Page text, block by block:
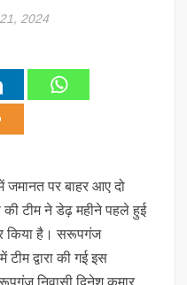
2024
पर बाहर आए दो
टीम ने डेढ़ महीने पहले हुई
किया है। सरूपगंज
द्वारा की गई इस
निवासी दिनेश कुमार